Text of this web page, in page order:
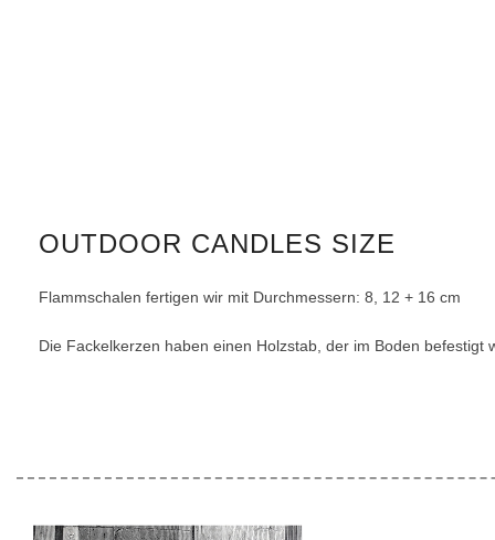
OUTDOOR CANDLES SIZE
Flammschalen fertigen wir mit Durchmessern: 8, 12 + 16 cm
Die Fackelkerzen haben einen Holzstab, der im Boden befestigt